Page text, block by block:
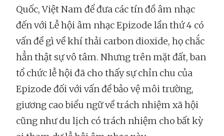
Quốc, Việt Nam để đưa các tín đồ âm nhạc
đến với Lễ hội âm nhạc Epizode lần thứ 4 có
vấn đề gì về khí thải carbon dioxide, họ chắc
hẳn thật sự vô tâm. Nhưng trên mặt đất, ban
tổ chức lễ hội đã cho thấy sự chỉn chu của
Epizode đối với vấn đề bảo vệ môi trường,
giương cao biểu ngữ về trách nhiệm xã hội
cũng như du lịch có trách nhiệm cho bất kỳ